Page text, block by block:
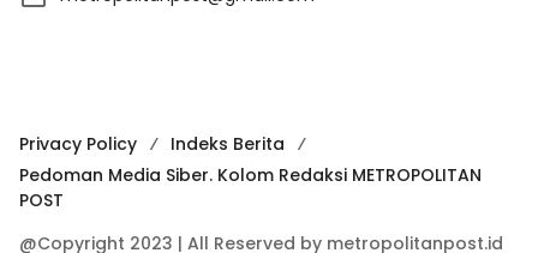
Privacy Policy
Indeks Berita
Pedoman Media Siber. Kolom Redaksi METROPOLITAN
POST
@Copyright 2023 | All Reserved by metropolitanpost.id